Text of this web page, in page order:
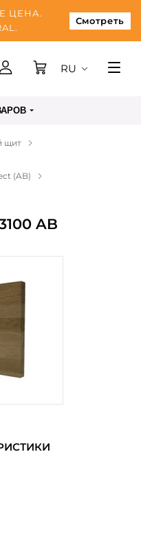
ЦЕНА.
Смотреть
RU
щит
(AB)
AB